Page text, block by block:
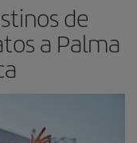
de
a Palma